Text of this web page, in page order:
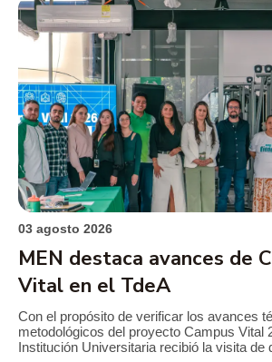
03 agosto 2026
MEN destaca avances de
Vital en el TdeA
Con el propósito de verificar los avances
metodológicos del proyecto Campus Vital
Institución Universitaria recibió la visita de